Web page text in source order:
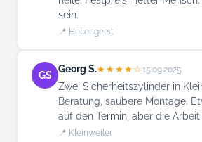
sein.
📍 Hellengerst
GS
Georg S.★★★★☆15.09.2025
Zwei Sicherheitszylinder in
Beratung, saubere Montage.
auf den Termin, aber die
📍 Kleinweiler